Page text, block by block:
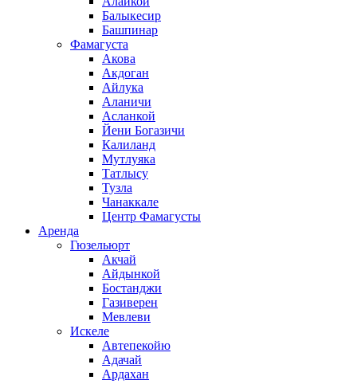
Балыкесир
Башпинар
Фамагуста
Акова
Акдоган
Айлука
Аланичи
Асланкой
Йени Богазичи
Калиланд
Мутлуяка
Татлысу
Тузла
Чанаккале
Центр Фамагусты
Аренда
Гюзельюрт
Акчай
Айдынкой
Бостанджи
Газиверен
Мевлеви
Искеле
Автепекойю
Адачай
Ардахан